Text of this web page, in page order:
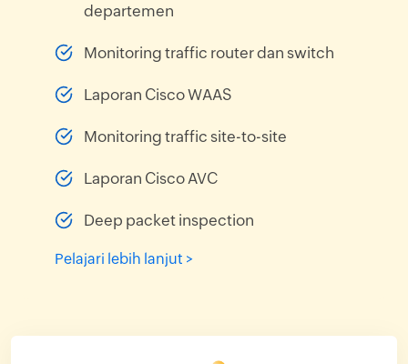
departemen
Monitoring traffic router dan switch
Laporan Cisco WAAS
Monitoring traffic site-to-site
Laporan Cisco AVC
Deep packet inspection
Pelajari lebih lanjut >